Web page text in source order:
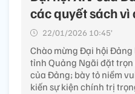
các quyết sách vì
22/01/2026 10:45’
Chào mừng Đại hội
tỉnh Quảng Ngãi đặt
của Đảng; bày tỏ niềm
kiến sự kiện chính trị